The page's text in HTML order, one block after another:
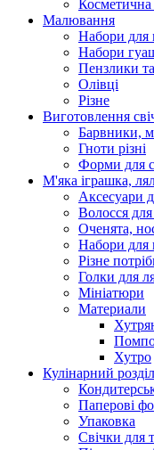
Косметична
Малювання
Набори для
Набори
Пензлики
Олівці
Різне
Виготовлення
Барвники,
Гноти різні
Форми для
М'яка іграшка,
Аксесуари
Волосся
Оченята,
Набори для
Різне
Голки для
Мініатюри
Материали
Хутро
Кулінарний розділ
Паперові
Упаковка
Свічки для